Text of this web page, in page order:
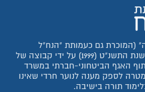
(המוכרת גם כעמותת "הנח"ל
החרדי") הוקמה בשנת התשנ"ט (1999) על ידי קבוצה של
האגף הביטחוני-חברתי במשרד
לספק מענה לנוער חרדי שאינו
תורה בישיבה.